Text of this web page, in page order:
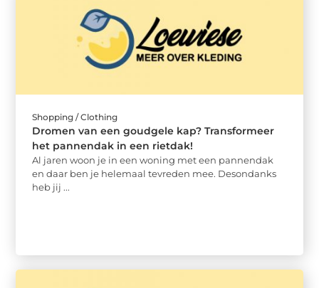
Shopping / Clothing
Dromen van een goudgele kap? Transformeer
het pannendak in een rietdak!
Al jaren woon je in een woning met een pannendak
en daar ben je helemaal tevreden mee. Desondanks
heb jij ...